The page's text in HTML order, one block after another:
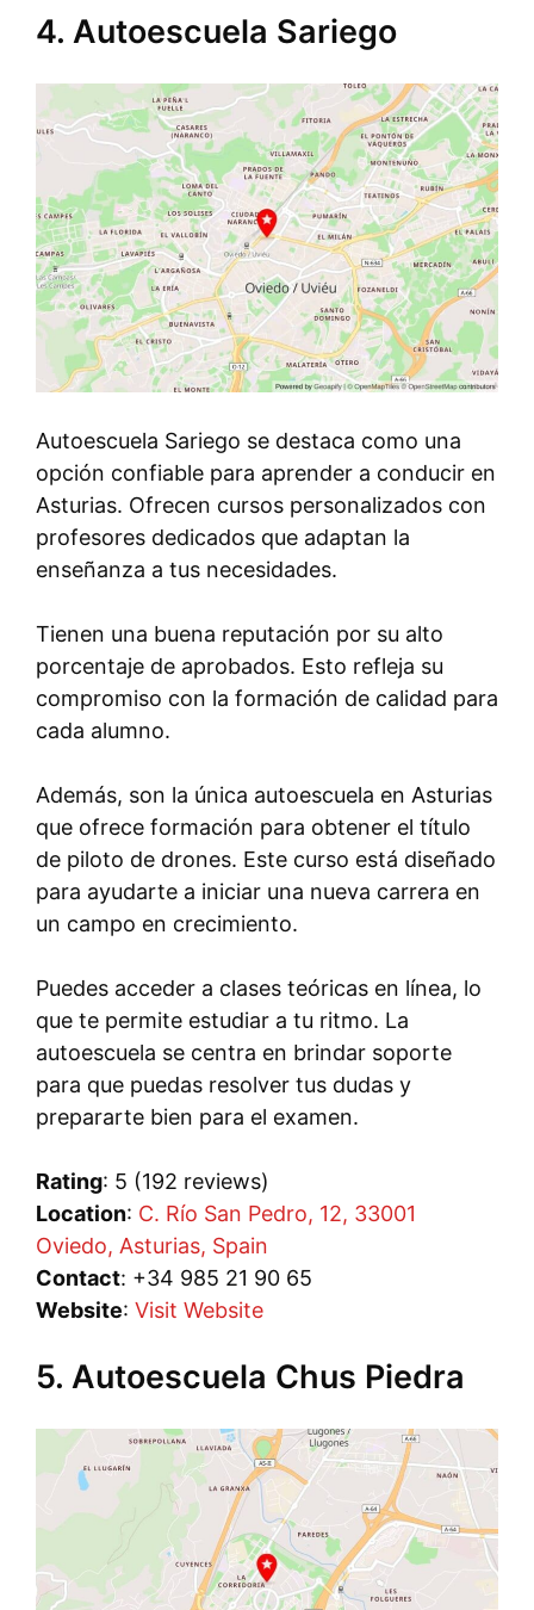
4. Autoescuela Sariego
Autoescuela Sariego se destaca como una
opción confiable para aprender a conducir en
Asturias. Ofrecen cursos personalizados con
profesores dedicados que adaptan la
enseñanza a tus necesidades.
Tienen una buena reputación por su alto
porcentaje de aprobados. Esto refleja su
compromiso con la formación de calidad para
cada alumno.
Además, son la única autoescuela en Asturias
que ofrece formación para obtener el título
de piloto de drones. Este curso está diseñado
para ayudarte a iniciar una nueva carrera en
un campo en crecimiento.
Puedes acceder a clases teóricas en línea, lo
que te permite estudiar a tu ritmo. La
autoescuela se centra en brindar soporte
para que puedas resolver tus dudas y
prepararte bien para el examen.
Rating: 5 (192 reviews)
Location: C. Río San Pedro, 12, 33001
Oviedo, Asturias, Spain
Contact: +34 985 21 90 65
Website: Visit Website
5. Autoescuela Chus Piedra